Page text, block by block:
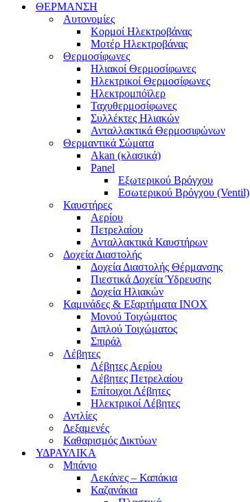
ΘΕΡΜΑΝΣΗ
Αυτονομίες
Κορμοί Ηλεκτροβάνας
Μοτέρ Ηλεκτροβάνας
Θερμοσίφωνες
Ηλιακοί Θερμοσίφωνες
Ηλεκτρικοί Θερμοσίφωνες
Ηλεκτρομπόϊλερ
Ταχυθερμοσίφωνες
Συλλέκτες Ηλιακών
Ανταλλακτικά Θερμοσιφώνων
Θερμαντικά Σώματα
Akan (κλασικά)
Panel
Εξωτερικού Βρόγχου
Εσωτερικού Βρόγχου (Ventil)
Καυστήρες
Αερίου
Πετρελαίου
Ανταλλακτικά Καυστήρων
Δοχεία Διαστολής
Δοχεία Διαστολής Θέρμανσης
Πιεστικά Δοχεία Ύδρευσης
Δοχεία Ηλιακών
Καμινάδες & Εξαρτήματα ΙΝΟΧ
Μονού Τοιχώματος
Διπλού Τοιχώματος
Σπιράλ
Λέβητες
Λέβητες Αερίου
Λέβητες Πετρελαίου
Επίτοιχοι Λέβητες
Ηλεκτρικοί Λέβητες
Αντλίες
Δεξαμενές
Καθαρισμός Δικτύων
ΥΔΡΑΥΛΙΚΑ
Μπάνιο
Λεκάνες – Καπάκια
Καζανάκια